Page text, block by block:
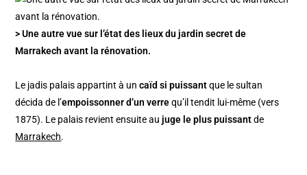
> Une autre vue sur l’état des lieux du jardin secret de
Marrakech avant la rénovation.
Le jadis palais appartint à uncaïd si puissantque le sultan
décida de l’empoissonner d’un verrequ’il tendit lui-même (vers
1875). Le palais revient ensuite aujuge le plus puissantde
Marrakech.